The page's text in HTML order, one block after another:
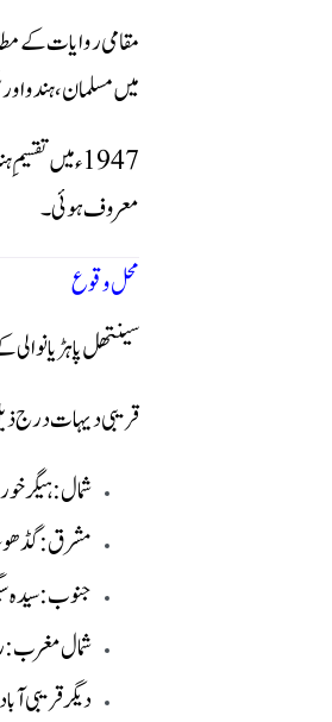
مقامی روایات کے
میں مسلمان، ہندو
1947ء میں تقسیمِ ہند کے بعد ہندو اور سکھ آبادی ہندوستان منتقل ہوگئی، جبکہ مسلمان آبادی نے موجودہ مقام پر نئی بستی آباد کی، جو وقت گزرنے کے ساتھ
معروف ہوئی۔
محل وقوع
سینتھل
قریبی دیہات درج
شمال: ہیگر
مشرق: گڈھو
جنوب: سیدہ
شمال مغرب:
دیگر قریبی